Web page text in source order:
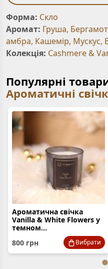
Форма: Скло
Аромат: Груша, Бергамот
амбра, Кашемір, Мускус,
Колекція: Cashmere &
Популярні
Ароматичні
Ароматична свічка
Vanilla & White Flowers у
темном...
800 грн Вибрати